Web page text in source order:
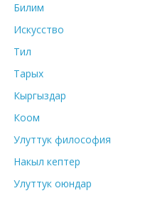
Билим
Искусство
Тил
Тарых
Кыргыздар
Коом
Улуттук философия
Накыл кептер
Улуттук оюндар